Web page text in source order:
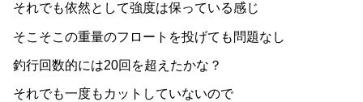
それでも依然として強度は保っている感じ
そこそこの重量のフロートを投げても問題なし
釣行回数的には20回を超えたかな？
それでも一度もカットしていないので